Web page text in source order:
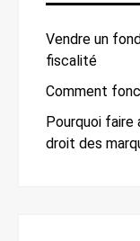
Vendre un
fiscalité
Comment
Pourquoi faire
droit des